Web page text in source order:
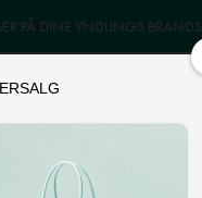
PÅ DINE YNDLINGS BRANDS
NYHEDSBREV